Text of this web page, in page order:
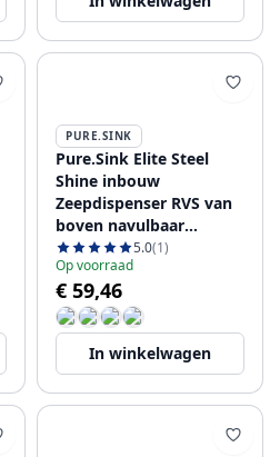
PURE.SINK
Pure.Sink Elite Steel
Shine inbouw
Zeepdispenser RVS van
boven navulbaar
PS9010-025.0(1)
Op voorraad
€ 59,46
In winkelwagen